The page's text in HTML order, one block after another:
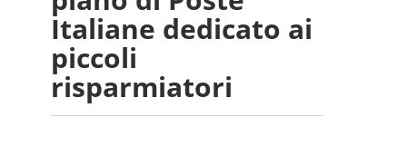
Italiane dedicato ai
piccoli
risparmiatori